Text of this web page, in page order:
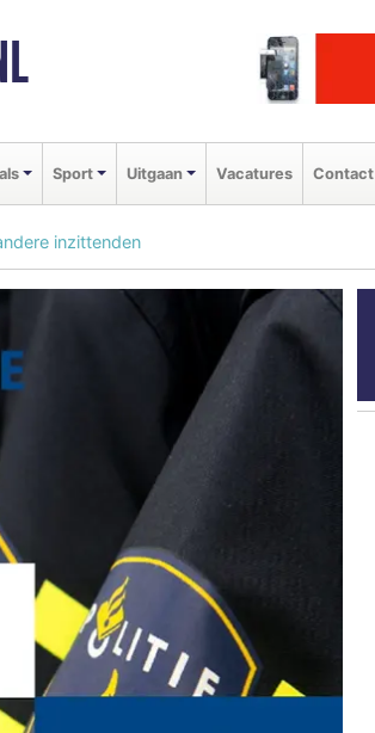
Sport Uitgaan Vacatures Contact
inzittenden